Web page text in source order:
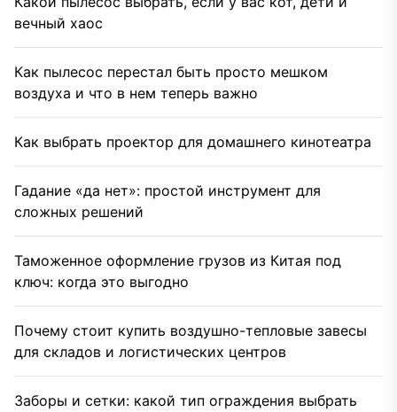
вечный хаос
Как пылесос перестал быть просто мешком
воздуха и что в нем теперь важно
Как выбрать проектор для домашнего кинотеатра
Гадание «да нет»: простой инструмент для
сложных решений
Таможенное оформление грузов из Китая под
ключ: когда это выгодно
Почему стоит купить воздушно-тепловые завесы
для складов и логистических центров
Заборы и сетки: какой тип ограждения выбрать